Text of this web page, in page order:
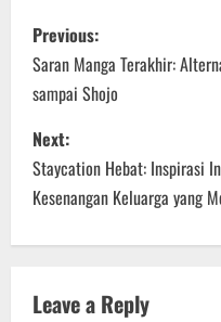
P
o
s
t
n
a
v
Previous:
Saran Manga Terakhir:
sampai Shojo
Next:
Staycation Hebat: Inspirasi
Kesenangan Keluarga yang
Leave a Reply